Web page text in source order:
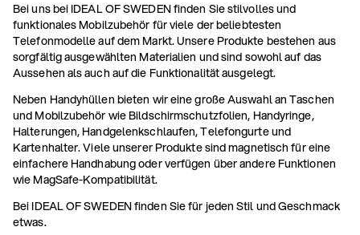
Bei uns bei IDEAL OF SWEDEN finden Sie stilvolles und
funktionales Mobilzubehör für viele der beliebtesten
Telefonmodelle auf dem Markt. Unsere Produkte bestehen aus
sorgfältig ausgewählten Materialien und sind sowohl auf das
Aussehen als auch auf die Funktionalität ausgelegt.
Neben Handyhüllen bieten wir eine große Auswahl an Taschen
und Mobilzubehör wie Bildschirmschutzfolien, Handyringe,
Halterungen, Handgelenkschlaufen, Telefongurte und
Kartenhalter. Viele unserer Produkte sind magnetisch für eine
einfachere Handhabung oder verfügen über andere Funktionen
wie MagSafe-Kompatibilität.
Bei IDEAL OF SWEDEN finden Sie für jeden Stil und Geschmack
etwas.